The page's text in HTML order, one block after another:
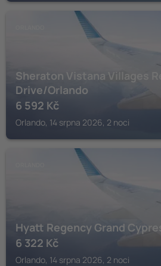
Sheraton Vistana Villages
Drive/Orlando
6 592 Kč
Orlando, 14 srpna 2026, 2 noci
Hyatt Regency Grand
6 322 Kč
Orlando, 14 srpna 2026, 2 noci